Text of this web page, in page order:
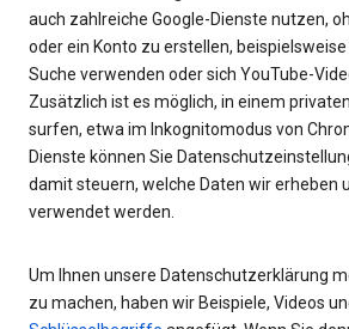
auch zahlreiche Google-Dienste nutzen,
oder ein Konto zu erstellen,
Suche verwenden oder sich YouTube-
Zusätzlich ist es möglich, in einem
surfen, etwa im Inkognitomodus von
Dienste können Sie
damit steuern, welche Daten wir erheben
verwendet werden.
Um Ihnen unsere Datenschutzerklärung
zu machen, haben wir Beispiele, Videos